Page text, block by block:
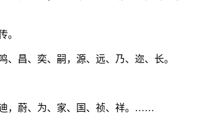
。
昌、奕、嗣，源、远、乃、迩、长。
，蔚、为、家、国、祯、祥。……